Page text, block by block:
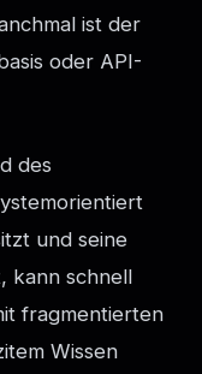
ist der
oder API-
des
und seine
kann schnell
fragmentierten
Wissen